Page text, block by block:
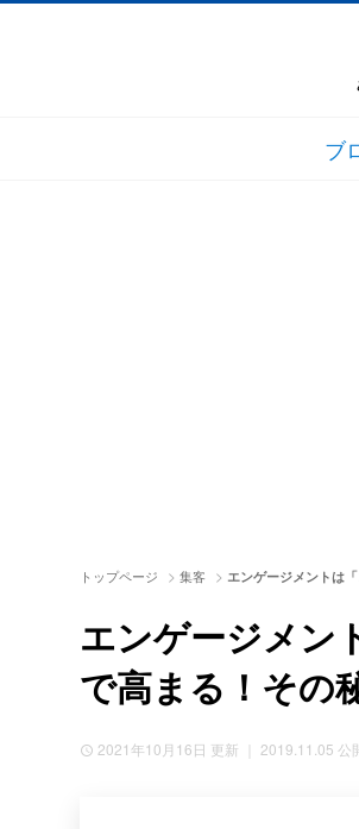
ブ
トップページ > 集客 > エンゲージメントは
エンゲージメン
で高まる！その
2021年10月16日 更新 ｜ 2019.11.05 公